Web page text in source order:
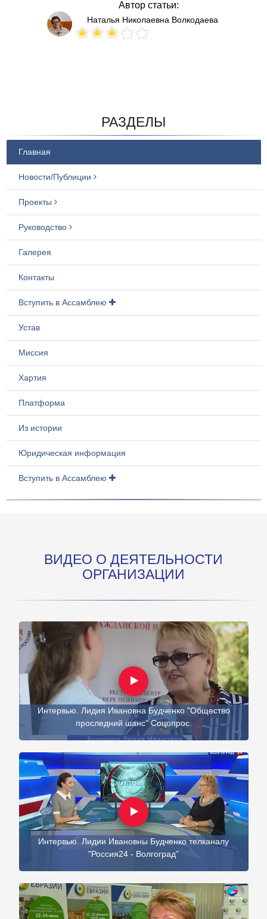
Автор статьи:
Наталья Николаевна Волкодаева
РАЗДЕЛЫ
Главная
Новости/Публиции
Проекты
Руководство
Галерея
Контакты
Вступить в Ассамблею
Устав
Миссия
Хартия
Платформа
Из истории
Юридическая информация
Вступить в Ассамблею
ВИДЕО О ДЕЯТЕЛЬНОСТИ
ОРГАНИЗАЦИИ
Интервью. Лидия Ивановна Будченко "Общество
проследний шанс" Соцопрос.
Интервью. Лидии Ивановны Будченко телканалу
"Россия24 - Волгоград"